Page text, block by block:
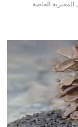
المخبرية الخاصة